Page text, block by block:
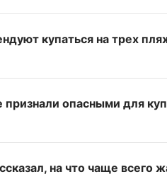
купаться на трех
опасными для
на что чаще всего